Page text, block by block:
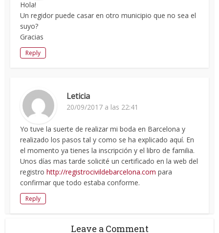
Hola!
Un regidor puede casar en otro municipio que no sea el
suyo?
Gracias
Reply
Leticia
20/09/2017 a las 22:41
Yo tuve la suerte de realizar mi boda en Barcelona y
realizado los pasos tal y como se ha explicado aquí. En
el momento ya tienes la inscripción y el libro de familia.
Unos días mas tarde solicité un certificado en la web del
registrohttp://registrocivildebarcelona.com para
confirmar que todo estaba conforme.
Reply
Leave a Comment